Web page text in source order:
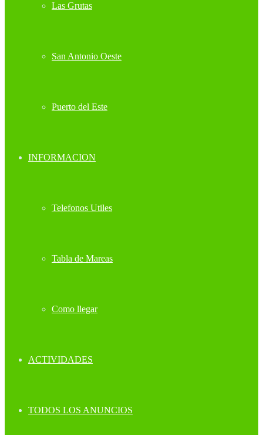
Las Grutas
San Antonio Oeste
Puerto del Este
INFORMACION
Telefonos Utiles
Tabla de Mareas
Como llegar
ACTIVIDADES
TODOS LOS ANUNCIOS